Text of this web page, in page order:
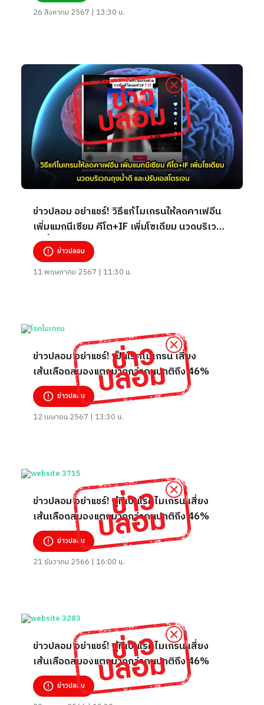
26 สิงหาคม 2567 | 13:30 น.
ข่าวปลอม อย่าแชร์! วิธีแก้ไมเกรนให้ลดคาเฟอีน
เพิ่มแมกนีเซียม คีโต+IF เพิ่มโซเดียม นวดบริเวณ
ถุงน้ำดี และปรับเอสโตรเจน
ข่าวปลอม
11 พฤษภาคม 2567 | 11:30 น.
ข่าวปลอม อย่าแชร์! เป็นโรคไมเกรน เสี่ยง
เส้นเลือดสมองแตกมากกว่าคนปกติถึง 46%
ข่าวปลอม
12 เมษายน 2567 | 13:30 น.
ข่าวปลอม อย่าแชร์! ผู้ที่เป็นโรคไมเกรน เสี่ยง
เส้นเลือดสมองแตกมากกว่าคนปกติถึง 46%
ข่าวปลอม
21 ธันวาคม 2566 | 16:00 น.
ข่าวปลอม อย่าแชร์! ผู้ที่เป็นโรคไมเกรน เสี่ยง
เส้นเลือดสมองแตกมากกว่าคนปกติถึง 46%
ข่าวปลอม